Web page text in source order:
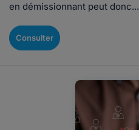
en démissionnant peut donc...
Consulter